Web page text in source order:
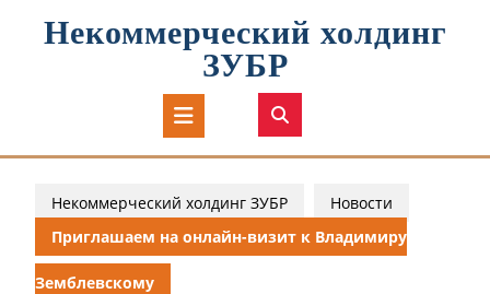
Некоммерческий холдинг
ЗУБР
Кнопка
Открыть
Некоммерческий холдинг ЗУБР
Новости
Приглашаем на онлайн-визит к Владимиру
Земблевскому